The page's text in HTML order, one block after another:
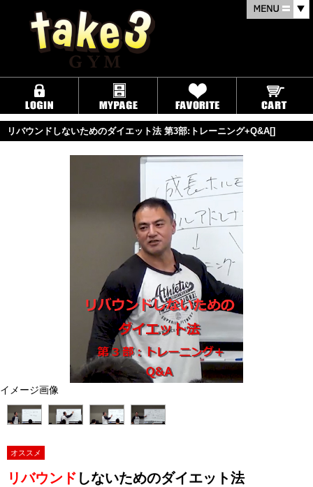
リバウンドしないためのダイエット法 第3部:トレーニング+Q&A[]
イメージ画像
オススメ
リバウンド しないためのダイエット法